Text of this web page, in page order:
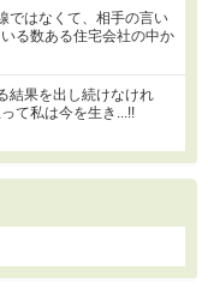
ではなくて、相手の言い
る数ある住宅会社の中か
結果を出し続けなけれ
て私は今を生き...!!